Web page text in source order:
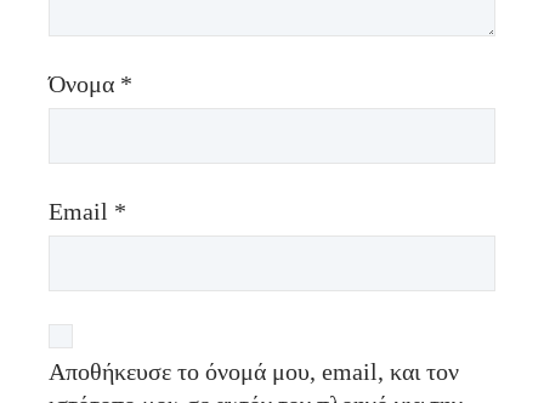
Όνομα *
Email *
Αποθήκευσε το όνομά μου, email, και τον